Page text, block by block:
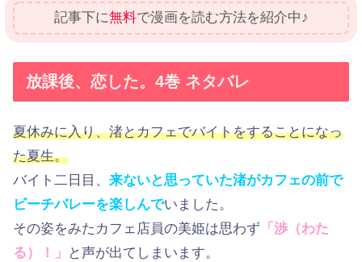
記事下に無料で漫画を読む方法を紹介中♪
放課後、恋した。4巻 ネタバレ
夏休みに入り、渚とカフェでバイトをすることになっ
た夏生。
バイト二日目、 来ないと思っていた渚がカフェの前で
ビーチバレーを楽しんでいました。
その姿をみたカフェ店員の美姫は思わず 「渉（わた
る）！」
と声が出てしまいます。